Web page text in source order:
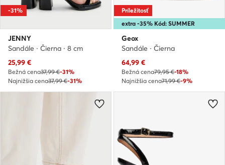
-31%
JENNY
Sandále · Čierna · 8 cm
Aktuálna cena
25,99 €
Bežná cena37,99 €-31%
Najnižšia cena37,99 €-31%
extra -35% Kód: SUMMER
Príležitosť
Geox
Sandále · Čierna
Aktuálna cena
64,99 €
Bežná cena79,95 €-18%
Najnižšia cena71,99 €-9%